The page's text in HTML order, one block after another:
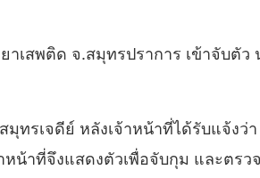
เสพติด จ.สมุทรปราการ เข้าจับตั
รเจดีย์ หลังเจ้าหน้าที่ได้รับแจ้งว่
น้าที่จึงแสดงตัวเพื่อจับกุม และตร